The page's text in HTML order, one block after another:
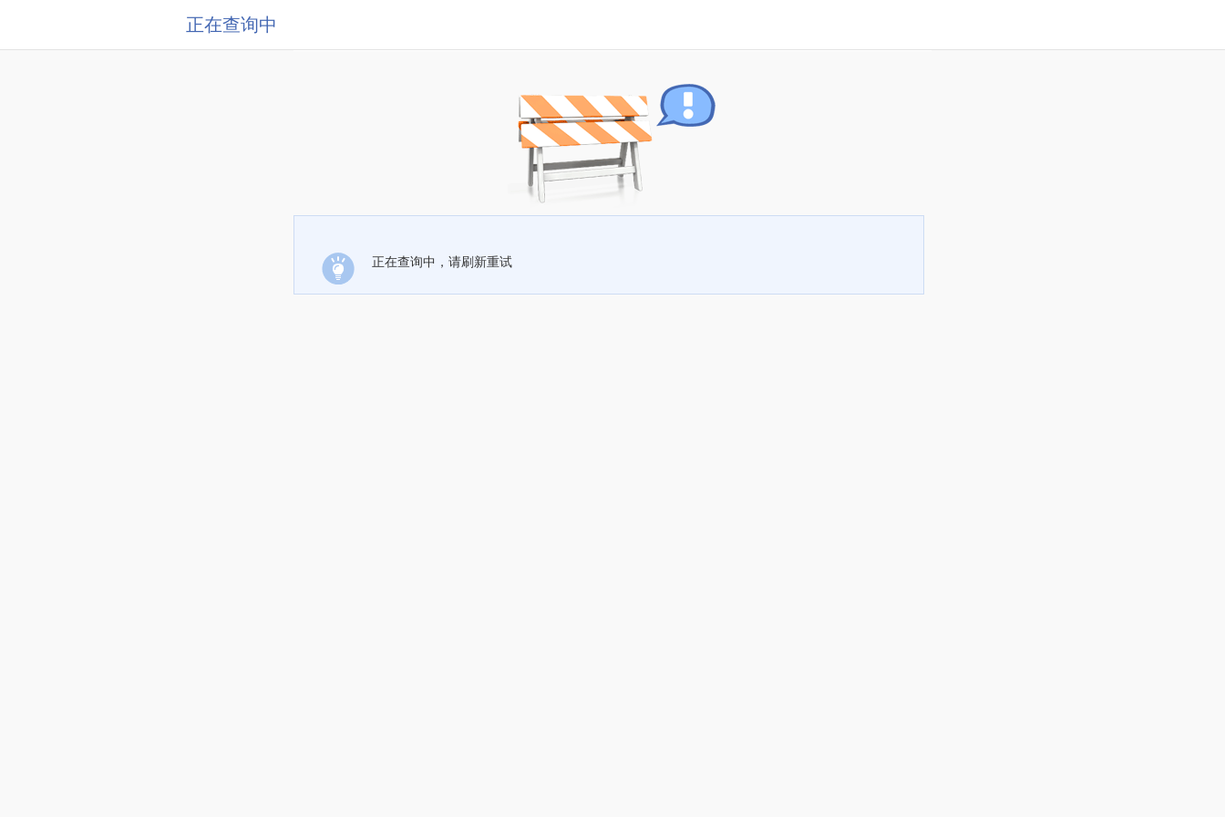
正在查询中
正在查询中，请刷新重试